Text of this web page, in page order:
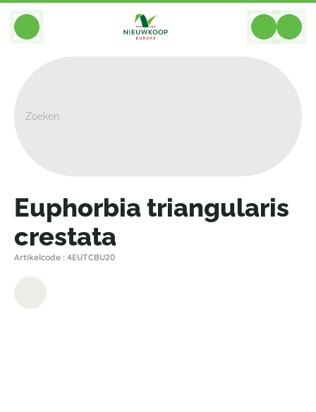
BACK
Euphorbia triangularis
crestata
Artikelcode : 4EUTCBU20